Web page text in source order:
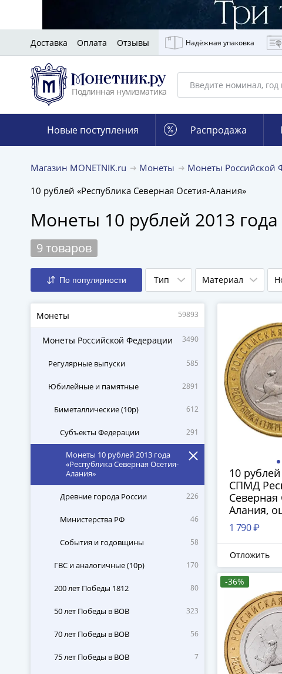
Доставка Оплата Отзывы Надёжная упаковка
Подлинная нумизматика
Новые поступления Распродажа
Магазин MONETNIK.ru Монеты Монеты Российской
10 рублей «Республика Северная Осетия-Алания»
Монеты 10 рублей 2013
9 товаров
По популярности Тип Материал
Монеты 59893
Монеты Российской Федерации 3490
Регулярные выпуски 585
Юбилейные и памятные 2891
Биметаллические (10р) 612
Субъекты Федерации
Монеты 10 рублей 2013 года
«Республика Северная Осетия-
Алания»
291
Древние города России 226
Министерства РФ 46
События и годовщины 58
ГВС и аналогичные (10р) 170
200 лет Победы 1812 80
50 лет Победы в ВОВ 323
70 лет Победы в ВОВ 56
75 лет Победы в ВОВ 7
10
СПМД
Северная
Алания,
"гурт 180
(Сочи)",
"Лавина"
1 790 ₽
Отложить
-36%